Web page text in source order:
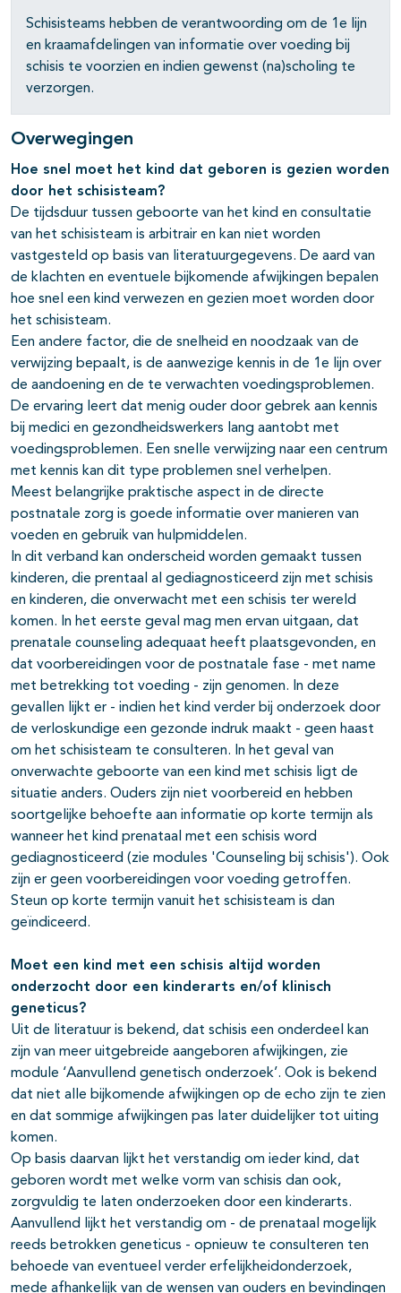
Schisisteams hebben de verantwoording om de 1e lijn
en kraamafdelingen van informatie over voeding bij
schisis te voorzien en indien gewenst (na)scholing te
verzorgen.
Overwegingen
Hoe snel moet het kind dat geboren is gezien worden
door het schisisteam?
De tijdsduur tussen geboorte van het kind en consultatie
van het schisisteam is arbitrair en kan niet worden
vastgesteld op basis van literatuurgegevens. De aard van
de klachten en eventuele bijkomende afwijkingen bepalen
hoe snel een kind verwezen en gezien moet worden door
het schisisteam.
Een andere factor, die de snelheid en noodzaak van de
verwijzing bepaalt, is de aanwezige kennis in de 1e lijn over
de aandoening en de te verwachten voedingsproblemen.
De ervaring leert dat menig ouder door gebrek aan kennis
bij medici en gezondheidswerkers lang aantobt met
voedingsproblemen. Een snelle verwijzing naar een centrum
met kennis kan dit type problemen snel verhelpen.
Meest belangrijke praktische aspect in de directe
postnatale zorg is goede informatie over manieren van
voeden en gebruik van hulpmiddelen.
In dit verband kan onderscheid worden gemaakt tussen
kinderen, die prentaal al gediagnosticeerd zijn met schisis
en kinderen, die onverwacht met een schisis ter wereld
komen. In het eerste geval mag men ervan uitgaan, dat
prenatale counseling adequaat heeft plaatsgevonden, en
dat voorbereidingen voor de postnatale fase - met name
met betrekking tot voeding - zijn genomen. In deze
gevallen lijkt er - indien het kind verder bij onderzoek door
de verloskundige een gezonde indruk maakt - geen haast
om het schisisteam te consulteren. In het geval van
onverwachte geboorte van een kind met schisis ligt de
situatie anders. Ouders zijn niet voorbereid en hebben
soortgelijke behoefte aan informatie op korte termijn als
wanneer het kind prenataal met een schisis word
gediagnosticeerd (zie modules 'Counseling bij schisis'). Ook
zijn er geen voorbereidingen voor voeding getroffen.
Steun op korte termijn vanuit het schisisteam is dan
geïndiceerd.
Moet een kind met een schisis altijd worden
onderzocht door een kinderarts en/of klinisch
geneticus?
Uit de literatuur is bekend, dat schisis een onderdeel kan
zijn van meer uitgebreide aangeboren afwijkingen, zie
module ‘Aanvullend genetisch onderzoek’. Ook is bekend
dat niet alle bijkomende afwijkingen op de echo zijn te zien
en dat sommige afwijkingen pas later duidelijker tot uiting
komen.
Op basis daarvan lijkt het verstandig om ieder kind, dat
geboren wordt met welke vorm van schisis dan ook,
zorgvuldig te laten onderzoeken door een kinderarts.
Aanvullend lijkt het verstandig om - de prenataal mogelijk
reeds betrokken geneticus - opnieuw te consulteren ten
behoede van eventueel verder erfelijkheidonderzoek,
mede afhankelijk van de wensen van ouders en bevindingen